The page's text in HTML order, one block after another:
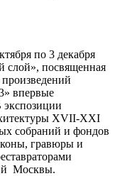
по 3 декабря
слой», посвященная
впервые
экспозиции
XVII-XXI
собраний и фондов
гравюры и
Москвы.